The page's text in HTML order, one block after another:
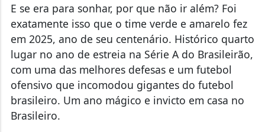
E se era para sonhar, por que não ir além? Foi
exatamente isso que o time verde e amarelo fez
em 2025, ano de seu centenário. Histórico quarto
lugar no ano de estreia na Série A do Brasileirão,
com uma das melhores defesas e um futebol
ofensivo que incomodou gigantes do futebol
brasileiro. Um ano mágico e invicto em casa no
Brasileiro.